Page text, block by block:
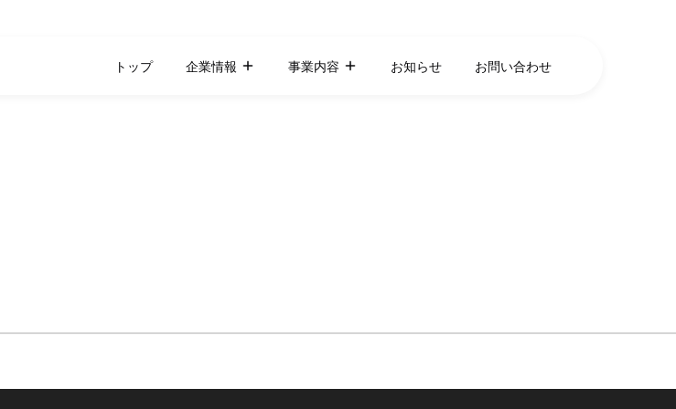
トップ 企業情報 事業内容 お知らせ お問い合わせ